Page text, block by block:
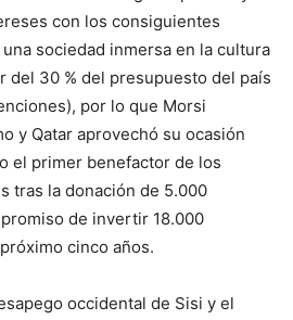
con los consiguientes
sociedad inmersa en la cultura
del 30 % del presupuesto del país
por lo que Morsi
y Qatar aprovechó su ocasión
el primer benefactor de los
tras la donación de 5.000
de invertir 18.000
cinco años.
occidental de Sisi y el